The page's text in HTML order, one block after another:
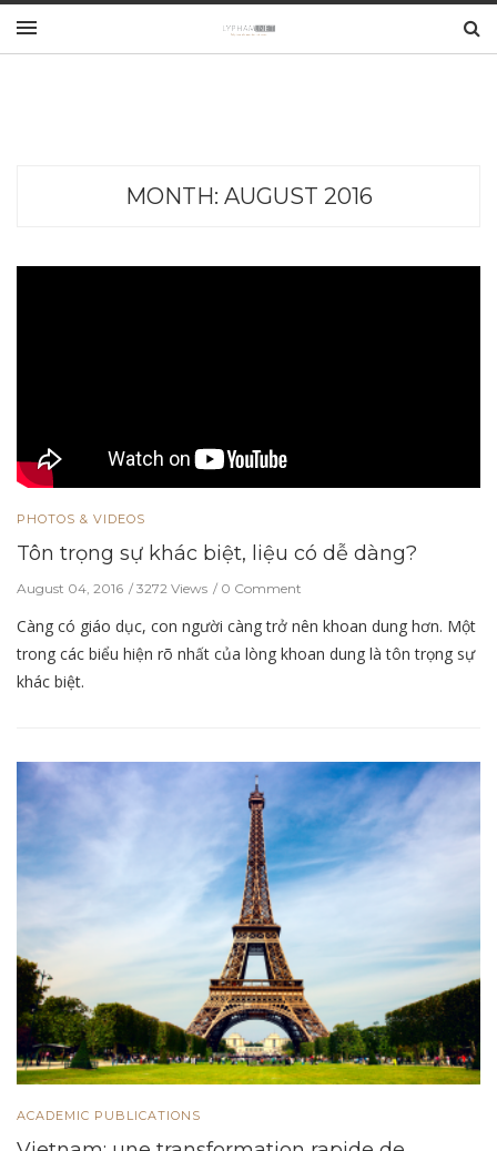
MONTH: AUGUST 2016
PHOTOS & VIDEOS
Tôn trọng sự khác biệt, liệu có dễ dàng?
August 04, 2016 3272 Views 0 Comment
Càng có giáo dục, con người càng trở nên khoan dung hơn. Một
trong các biểu hiện rõ nhất của lòng khoan dung là tôn trọng sự
khác biệt.
ACADEMIC PUBLICATIONS